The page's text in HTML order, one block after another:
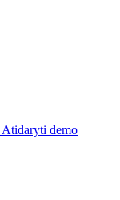
Atidaryti demo